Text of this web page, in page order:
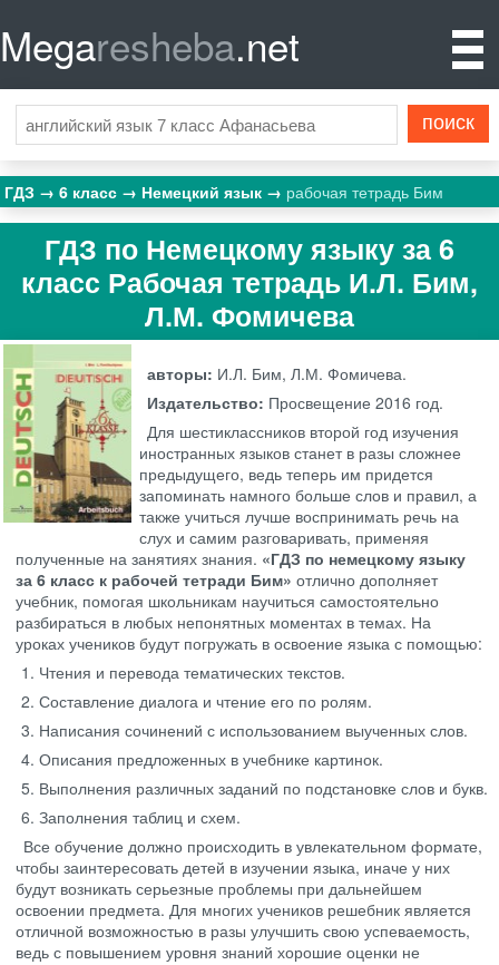
Megaresheba.net
ГДЗ 6 класс Немецкий язык рабочая тетрадь Бим
ГДЗ по Немецкому языку за 6
класс Рабочая тетрадь И.Л. Бим,
Л.М. Фомичева
авторы: И.Л. Бим, Л.М. Фомичева.
Издательство: Просвещение 2016 год.
Для шестиклассников второй год изучения
иностранных языков станет в разы сложнее
предыдущего, ведь теперь им придется
запоминать намного больше слов и правил, а
также учиться лучше воспринимать речь на
слух и самим разговаривать, применяя
полученные на занятиях знания. «ГДЗ по немецкому языку
за 6 класс к рабочей тетради Бим» отлично дополняет
учебник, помогая школьникам научиться самостоятельно
разбираться в любых непонятных моментах в темах. На
уроках учеников будут погружать в освоение языка с помощью:
Чтения и перевода тематических текстов.
Составление диалога и чтение его по ролям.
Написания сочинений с использованием выученных слов.
Описания предложенных в учебнике картинок.
Выполнения различных заданий по подстановке слов и букв.
Заполнения таблиц и схем.
Все обучение должно происходить в увлекательном формате,
чтобы заинтересовать детей в изучении языка, иначе у них
будут возникать серьезные проблемы при дальнейшем
освоении предмета. Для многих учеников решебник является
отличной возможностью в разы улучшить свою успеваемость,
ведь с повышением уровня знаний хорошие оценки не